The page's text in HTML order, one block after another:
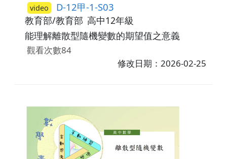
video D-12甲-1-S03
教育部/教育部 高中12年級
能理解離散型隨機變數的期望值之意義
觀看次數84
修改日期：2026-02-25